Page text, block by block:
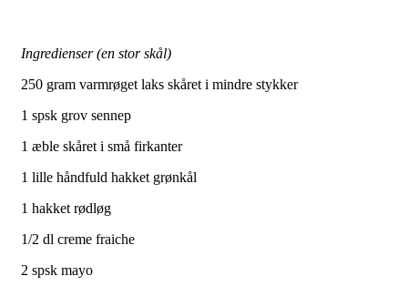
Ingredienser (en stor skål)
250 gram varmrøget laks skåret i mindre stykker
1 spsk grov sennep
1 æble skåret i små firkanter
1 lille håndfuld hakket grønkål
1 hakket rødløg
1/2 dl creme fraiche
2 spsk mayo